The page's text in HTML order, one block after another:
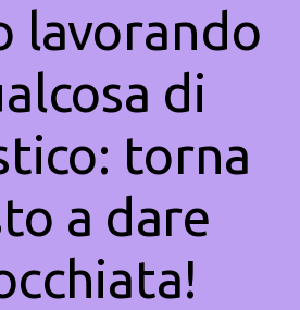
lavorando
di
torna
a dare